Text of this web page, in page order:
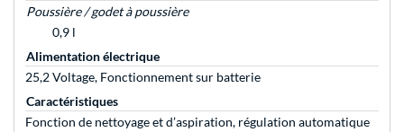
Poussière / godet à poussière
0,9 l
Alimentation électrique
25,2 Voltage, Fonctionnement sur batterie
Caractéristiques
Fonction de nettoyage et d’aspiration, régulation automatique